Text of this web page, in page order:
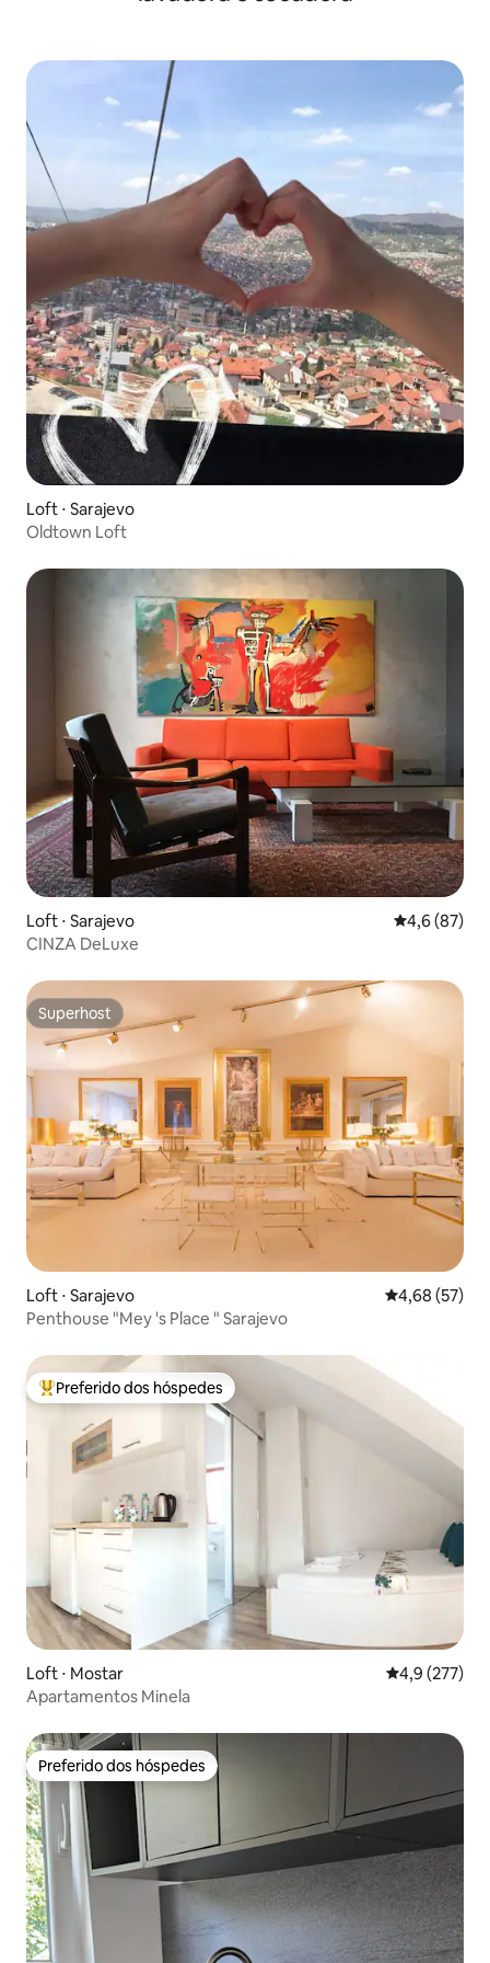
Loft ⋅ Sarajevo
Oldtown Loft
Loft ⋅ Sarajevo 4,6 de uma
4,6 (87)
CINZA DeLuxe
Superhost
Superhost
Loft ⋅ Sarajevo 4,68 de uma
4,68 (57)
Penthouse "Mey 's Place " Sarajevo
Entre os melhores preferidos dos hóspedes
Preferido dos hóspedes
Loft ⋅ Mostar 4,9 de uma
4,9 (277)
Apartamentos Minela
Preferido dos hóspedes
Preferido dos hóspedes